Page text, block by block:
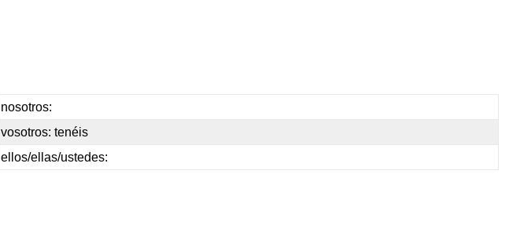
nosotros:
vosotros: tenéis
ellos/ellas/ustedes: